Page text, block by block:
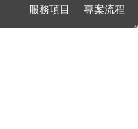
服務項目
專案流程